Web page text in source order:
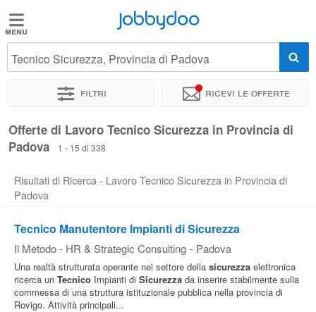
Jobbydoo
Offerte
Stipendi
Elenco
Blog
Jobbydoo
Tecnico Sicurezza, Provincia di Padova
Filtri Ricevi le offerte
Offerte di Lavoro Tecnico Sicurezza in Provincia di
Padova
1 - 15 di 338
Risultati di Ricerca - Lavoro Tecnico Sicurezza in Provincia di
Padova
Tecnico Manutentore Impianti di Sicurezza
Il Metodo - HR & Strategic Consulting - Padova
Una realtà strutturata operante nel settore della sicurezza elettronica
ricerca un Tecnico Impianti di Sicurezza da inserire stabilmente sulla
commessa di una struttura istituzionale pubblica nella provincia di
Rovigo. Attività principali...